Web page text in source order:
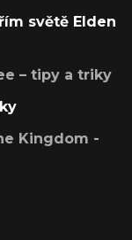
světě Elden
– tipy a triky
Kingdom -